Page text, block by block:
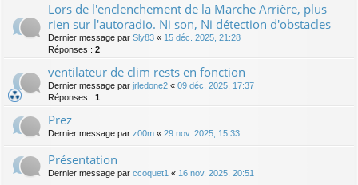
Lors de l'enclenchement de la Marche Arrière, plus
rien sur l'autoradio. Ni son, Ni détection d'obstacles
Dernier message par Sly83 « 15 déc. 2025, 21:28
Réponses : 2
ventilateur de clim rests en fonction
Dernier message par jrledone2 « 09 déc. 2025, 17:37
Réponses : 1
Prez
Dernier message par z00m « 29 nov. 2025, 15:33
Présentation
Dernier message par ccoquet1 « 16 nov. 2025, 20:51